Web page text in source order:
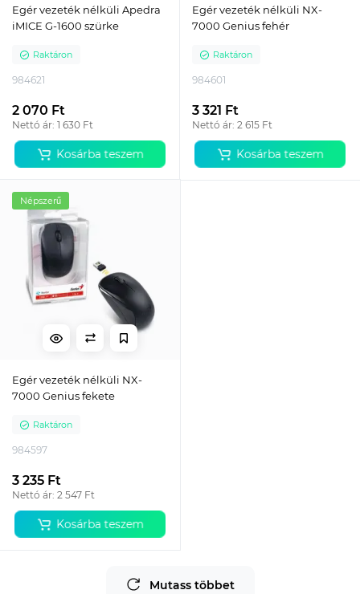
Egér vezeték nélküli Apedra
iMICE G-1600 szürke
Raktáron
984621
2 070 Ft
Nettó ár: 1 630 Ft
Kosárba teszem
Egér vezeték nélküli NX-
7000 Genius fehér
Raktáron
984601
3 321 Ft
Nettó ár: 2 615 Ft
Kosárba teszem
Népszerű
Egér vezeték nélküli NX-
7000 Genius fekete
Raktáron
984597
3 235 Ft
Nettó ár: 2 547 Ft
Kosárba teszem
Mutass többet